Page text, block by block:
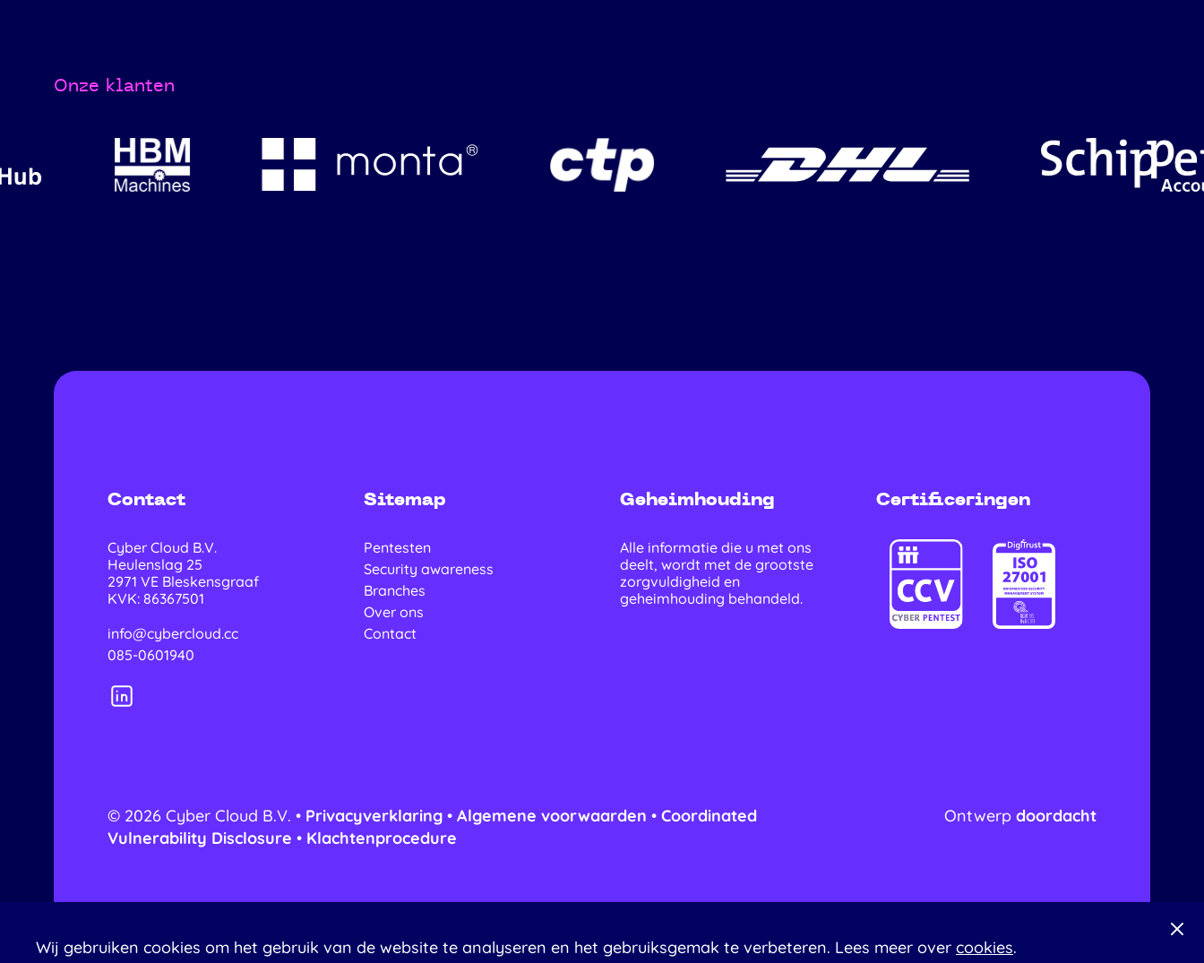
Wij gebruiken cookies om het gebruik van de website te analyseren en het gebruiksgemak te verbeteren. Lees meer over cookies.
Onze klanten
Contact
Cyber Cloud B.V.
Heulenslag 25
2971 VE Bleskensgraaf
KVK: 86367501
info@cybercloud.cc
085-0601940
Sitemap
Pentesten
Security awareness
Branches
Over ons
Contact
Geheimhouding
Alle informatie die u met ons
deelt, wordt met de grootste
zorgvuldigheid en
geheimhouding behandeld.
Certificeringen
© 2026 Cyber Cloud B.V. • Privacyverklaring • Algemene voorwaarden • Coordinated
Vulnerability Disclosure • Klachtenprocedure
Ontwerp doordacht